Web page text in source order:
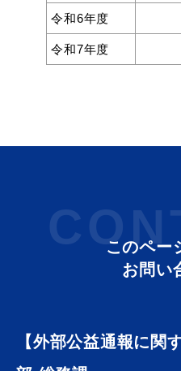
令和6年度
令和7年度
このペー
お問い
【外部公益通報に